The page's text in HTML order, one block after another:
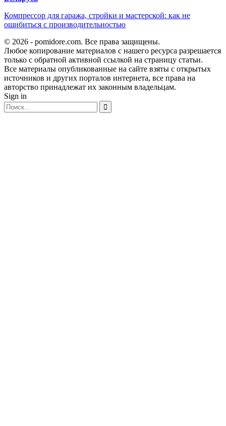
Компрессор для гаража, стройки и мастерской: как не
ошибиться с производительностью
© 2026 - pomidore.com. Все права защищены.
Любое копирование материалов с нашего ресурса разрешается
только с обратной активной ссылкой на страницу статьи.
Все материалы опубликованные на сайте взяты с открытых
источников и других порталов интернета, все права на
авторство принадлежат их законным владельцам.
Sign in